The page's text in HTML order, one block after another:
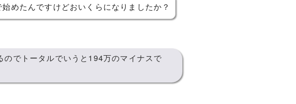
めたんですけどおいくらになりましたか？
でトータルでいうと194万のマイナスで